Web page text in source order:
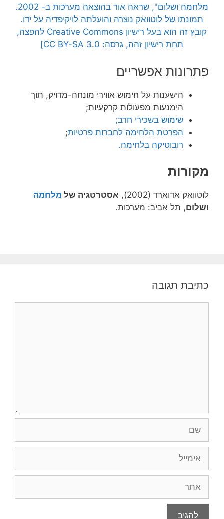
מלחמה ושלום", שראה אור בהוצאה מערכות ב- 2002.
תמונתו של לוטוואק נוצרה והועלתה לויקיפדיה על ידו.
קובץ זה הוא בעל רישיון Creative Commons להפצה,
תחת רישיון זהה, גרסה: CC BY-SA 3.0]
פתרונות אפשריים
הישענות על חימוש אווירי מונחה-מדויק, תוך
הימנעות מפעולות קרקעיות;
שימוש בשכירי חרב;
הפרטת הלחימה לחברות פרטיות;
רובוטיקה בלחימה.
מקורות
לוטוואק אדוארד (2002), אסטרטגיה של מלחמה
ושלום, תל אביב: מערכות.
כתיבת תגובה